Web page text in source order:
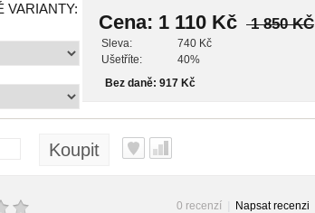
Cena: 1 110 Kč 1 850 KČ
Sleva:
740 Kč
Ušetříte:
40%
Bez daně: 917 Kč
VARIANTY:
Koupit
0 recenzí Napsat recenzi